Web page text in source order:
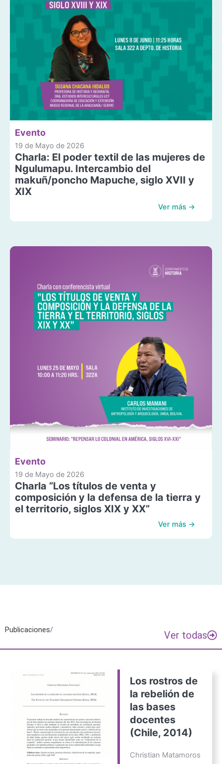
Evento
19 de Mayo de 2026
Charla: El poder textil de las mujeres de
Ngulumapu. Intercambio del
makuñ/poncho Mapuche, siglo XVII y
XIX
Ver más →
Evento
19 de Mayo de 2026
Charla “Los títulos de venta y
composición y la defensa de la tierra y
el territorio, siglos XIX y XX”
Ver más →
Publicaciones/ Ver todas
Los rostros de
la rebelión de
las bases
docentes
(Chile, 2014)
Christian Matamoros